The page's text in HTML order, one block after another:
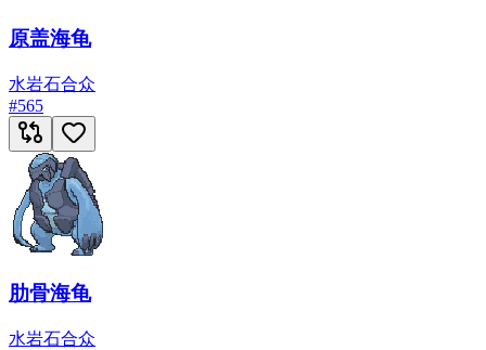
原盖海龟
水岩石合众
#565
肋骨海龟
水岩石合众